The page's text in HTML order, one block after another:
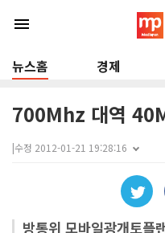
menu
뉴스홈 경제
700Mhz 대역
|수정 2012-01-21 19:28:16
방통위 모바일광개토플